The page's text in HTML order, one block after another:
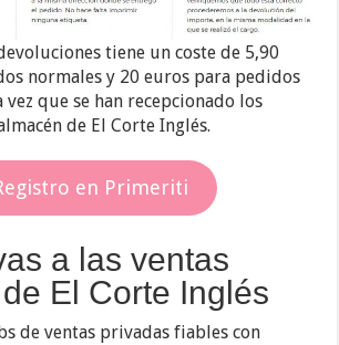
tiene un coste de 5,90
normales y 20 euros para pedidos
que se han recepcionado los
de El Corte Inglés.
en Primeriti
a las ventas
El Corte Inglés
de ventas privadas fiables con